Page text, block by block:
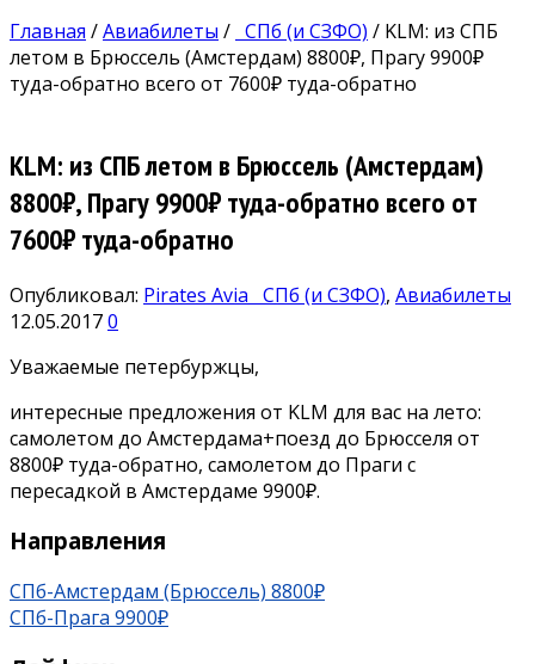
Главная /Авиабилеты / СПб (и СЗФО) / KLM: из СПБ
летом в Брюссель (Амстердам) 8800₽, Прагу 9900₽
туда-обратно всего от 7600₽ туда-обратно
KLM: из СПБ летом в Брюссель (Амстердам)
8800₽, Прагу 9900₽ туда-обратно всего от
7600₽ туда-обратно
Опубликовал: Pirates Avia СПб (и СЗФО), Авиабилеты
12.05.20170
Уважаемые петербуржцы,
интересные предложения от KLM для вас на лето:
самолетом до Амстердама+поезд до Брюсселя от
8800₽ туда-обратно, самолетом до Праги с
пересадкой в Амстердаме 9900₽.
Направления
СПб-Амстердам (Брюссель) 8800₽
СПб-Прага 9900₽